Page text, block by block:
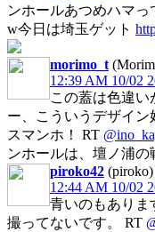
ンホールあつめハマ
w今日は埼玉ゲット
morimo_t
12:39 AM 10/02
この蓋は色違い
ー、こういうデザイン
スマンホ！ RT
ンホールは、壇ノ浦
piroko42 (piroko)
12:44 AM 10/02
青いのもありま
撮ってないです。 RT